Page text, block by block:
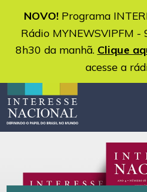
NOVO!Programa
Rádio MYNEWSVIPFM -
8h30 da manhã. Clique
acesse a